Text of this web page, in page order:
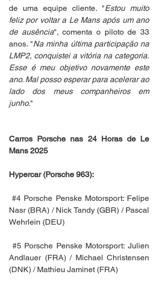
de uma equipe cliente. "Estou muito
feliz por voltar a Le Mans após um ano
de ausência", comenta o piloto de 33
anos. "Na minha última participação na
LMP2, conquistei a vitória na categoria.
Esse é meu objetivo novamente este
ano. Mal posso esperar para acelerar ao
lado dos meus companheiros em
junho."
Carros Porsche nas 24 Horas de Le
Mans 2025
Hypercar (Porsche 963):
#4 Porsche Penske Motorsport: Felipe
Nasr (BRA) / Nick Tandy (GBR) / Pascal
Wehrlein (DEU)
#5 Porsche Penske Motorsport: Julien
Andlauer (FRA) / Michael Christensen
(DNK) / Mathieu Jaminet (FRA)